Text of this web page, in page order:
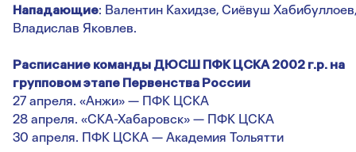
Нападающие: Валентин Кахидзе, Сиёвуш Хабибуллоев,
Владислав Яковлев.
Расписание команды ДЮСШ ПФК ЦСКА 2002 г.р. на
групповом этапе Первенства России
27 апреля. «Анжи» — ПФК ЦСКА
28 апреля. «СКА-Хабаровск» — ПФК ЦСКА
30 апреля. ПФК ЦСКА — Академия Тольятти